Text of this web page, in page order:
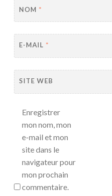
NOM *
E-MAIL *
SITE WEB
Enregistrer
mon nom, mon
e-mail et mon
site dans le
navigateur pour
mon prochain
commentaire.